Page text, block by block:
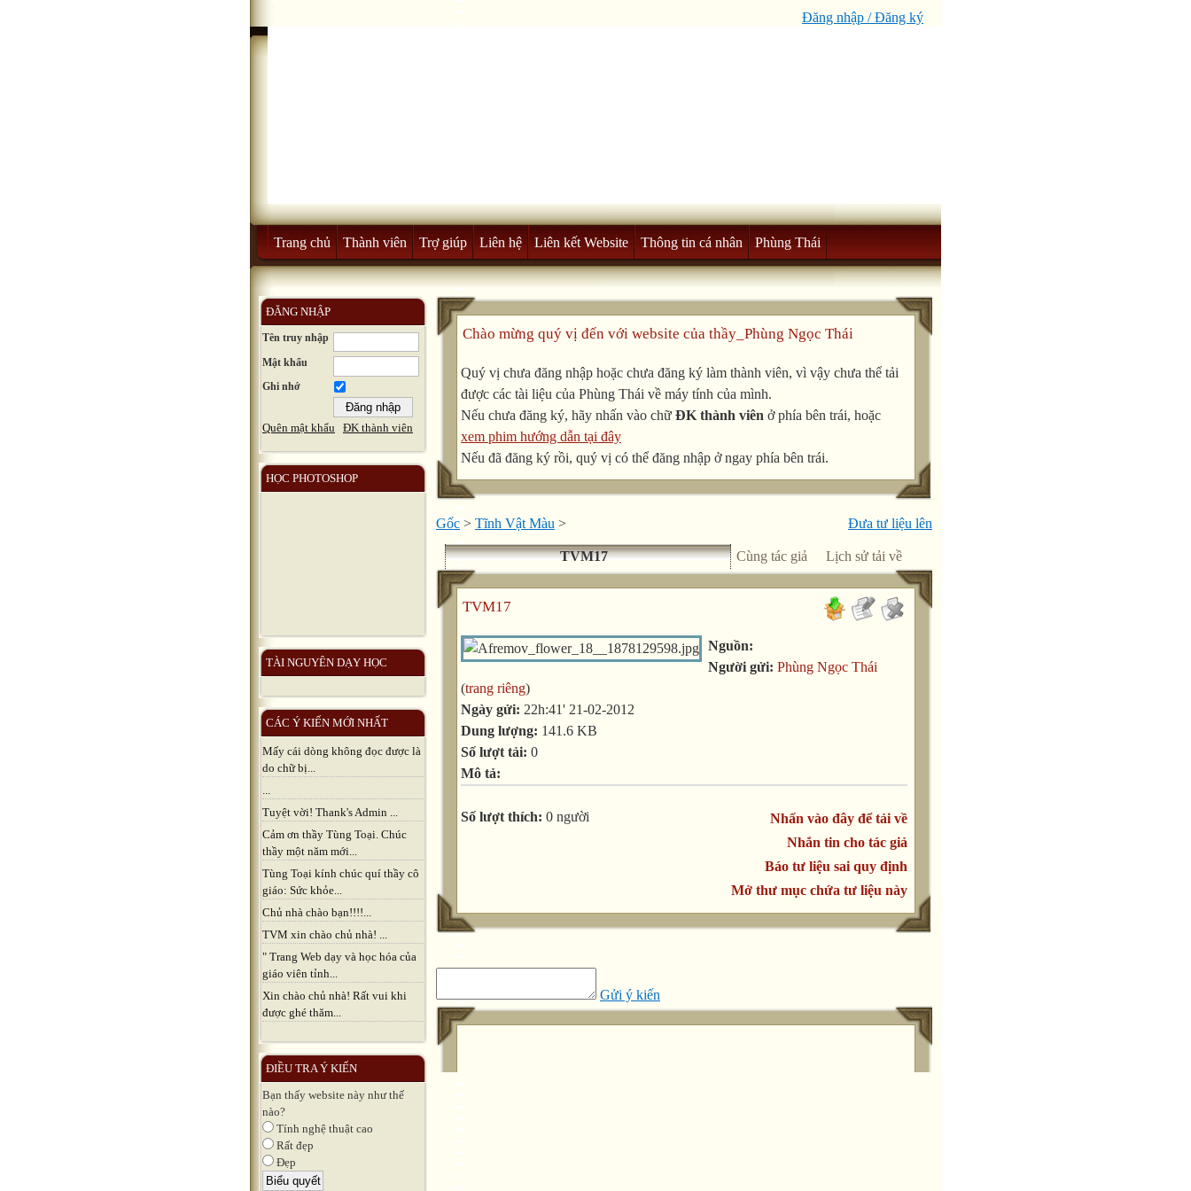
Đăng nhập / Đăng ký
Trang chủ Thành viên Trợ giúp Liên hệ Liên kết Website Thông tin cá nhân Phùng Thái
ĐĂNG NHẬP
Tên truy nhập
Mật khẩu
Ghi nhớ
Quên mật khẩu ĐK thành viên
HỌC PHOTOSHOP
TÀI NGUYÊN DẠY HỌC
CÁC Ý KIẾN MỚI NHẤT
Mấy cái dòng không đọc được là
do chữ bị...
...
Tuyệt vời! Thank's Admin ...
Cảm ơn thầy Tùng Toại. Chúc
thầy một năm mới...
Tùng Toại kính chúc quí thầy cô
giáo: Sức khỏe...
Chủ nhà chào bạn!!!!...
TVM xin chào chủ nhà! ...
" Trang Web dạy và học hóa của
giáo viên tỉnh...
Xin chào chủ nhà! Rất vui khi
được ghé thăm...
ĐIỀU TRA Ý KIẾN
Bạn thấy website này như thế
nào?
Tính nghệ thuật cao
Rất đẹp
Đẹp
Chào mừng quý vị đến với website của thầy_Phùng Ngọc Thái
Quý vị chưa đăng nhập hoặc chưa đăng ký làm thành viên, vì vậy chưa thể tải
được các tài liệu của Phùng Thái về máy tính của mình.
Nếu chưa đăng ký, hãy nhấn vào chữ ĐK thành viên ở phía bên trái, hoặc
xem phim hướng dẫn tại đây
Nếu đã đăng ký rồi, quý vị có thể đăng nhập ở ngay phía bên trái.
Đưa tư liệu lên
Gốc > Tĩnh Vật Màu >
TVM17 Cùng tác giả Lịch sử tải về
TVM17
Nguồn:
Người gửi: Phùng Ngọc Thái
(trang riêng)
Ngày gửi: 22h:41' 21-02-2012
Dung lượng: 141.6 KB
Số lượt tải: 0
Mô tả:
Nhấn vào đây để tải về
Nhắn tin cho tác giả
Báo tư liệu sai quy định
Mở thư mục chứa tư liệu này
Số lượt thích: 0 người
Gửi ý kiến